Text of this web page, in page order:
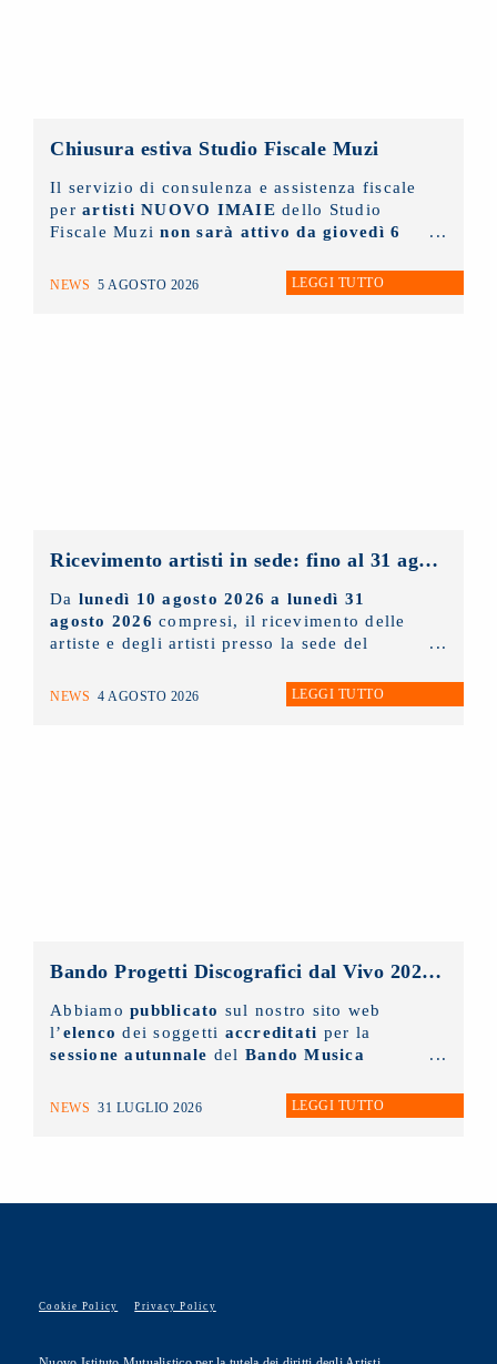
Chiusura estiva Studio Fiscale Muzi
Il servizio di consulenza e assistenza fiscale
per artisti NUOVO IMAIE dello Studio
Fiscale Muzinon sarà attivo da giovedì 6
NEWS 5 AGOSTO 2026 LEGGI TUTTO
Ricevimento artisti in sede: fino al 31 agosto 2026 solo con appuntamento
Da lunedì 10 agosto 2026 a lunedì 31
agosto 2026 compresi, il ricevimento delle
artiste e degli artisti presso la sede del
esclusivamente tramite appuntamento. Chi
lo desidera può scrivere un'e-mail
NEWS 4 AGOSTO 2026 LEGGI TUTTO
Bando Progetti Discografici dal Vivo 2025 – 2026: pubblicato l’elenco accreditati sessione autunnale
Abbiamo pubblicato sul nostro sito web
l’elenco dei soggetti accreditati per la
sessione autunnale del Bando Musica
2025 - 2026.
NEWS 31 LUGLIO 2026 LEGGI TUTTO
Cookie Policy Privacy Policy